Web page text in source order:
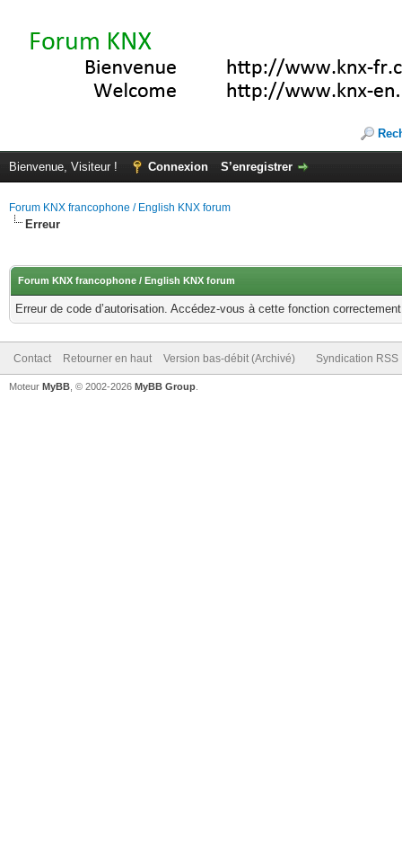
Bienvenue, Visiteur ! Connexion S’enregistrer
Forum KNX francophone / English KNX forum
Erreur
Forum KNX francophone / English KNX forum
Erreur de code d’autorisation. Accédez-vous à cette fonction
Contact Retourner en haut Version bas-débit (Archivé) Syndication RSS
Moteur MyBB , © 2002-2026 MyBB Group